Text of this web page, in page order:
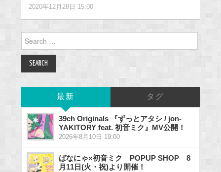
2020年12月28日 15:00
Search
for:
最新 タグ
39ch Originals 『ずっとアタシ / jon-
YAKITORY feat. 初音ミク』MV公開！
2026年8月10日 19:00
ばなにゃ×初音ミク POPUP SHOP 8
月11日(火・祝)より開催！